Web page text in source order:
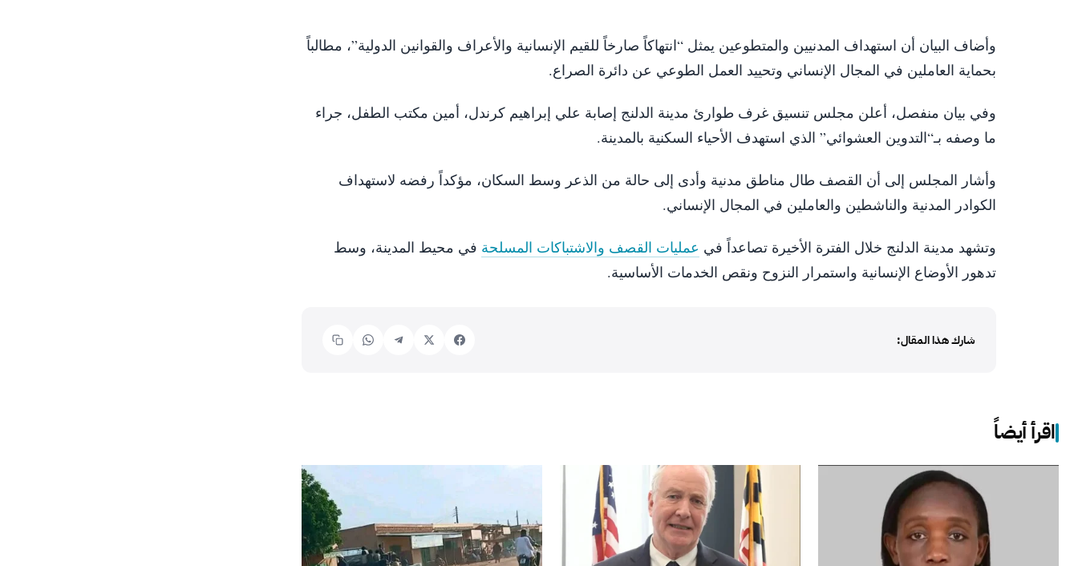
وأضاف البيان أن استهداف المدنيين والمتطوعين يمثل “انتهاكاً صارخاً للقيم الإنسانية والأعراف والقوانين الدولية”، مطالباً
بحماية العاملين في المجال الإنساني وتحييد العمل الطوعي عن دائرة الصراع.
وفي بيان منفصل، أعلن مجلس تنسيق غرف طوارئ مدينة الدلنج إصابة علي إبراهيم كرندل، أمين مكتب الطفل، جراء
ما وصفه بـ“التدوين العشوائي” الذي استهدف الأحياء السكنية بالمدينة.
وأشار المجلس إلى أن القصف طال مناطق مدنية وأدى إلى حالة من الذعر وسط السكان، مؤكداً رفضه لاستهداف
الكوادر المدنية والناشطين والعاملين في المجال الإنساني.
وتشهد مدينة الدلنج خلال الفترة الأخيرة تصاعداً في عمليات القصف والاشتباكات المسلحة في محيط المدينة، وسط
تدهور الأوضاع الإنسانية واستمرار النزوح ونقص الخدمات الأساسية.
شارك هذا المقال:
اقرأ أيضاً